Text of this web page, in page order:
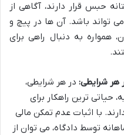
حبس قرار دارند، آگاهی از
تواند باشد. آن ها در پیچ و
همواره به دنبال راهی برای
هر شرایطی: در هر شرایطی،
حیاتی ترین راهکار برای
با اثبات عدم تمکن مالی
توسط دادگاه، می توان از